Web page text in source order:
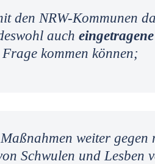
den NRW-Kommunen
auch
kommen können;
weiter gegen
Schwulen und Lesben